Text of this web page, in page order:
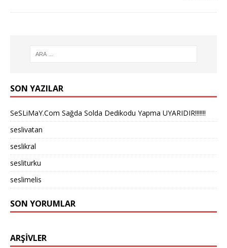
SON YAZILAR
SeSLiMaY.Com Sağda Solda Dedikodu Yapma UYARIDIR!!!!!!!
seslivatan
seslikral
sesliturku
seslimelis
SON YORUMLAR
ARŞIVLER